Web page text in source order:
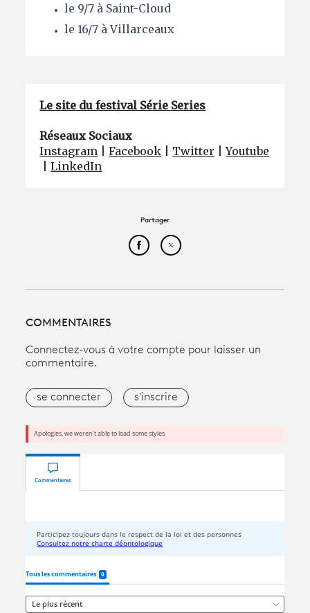
le 9/7 à Saint-Cloud
le 16/7 à Villarceaux
Le site du festival Série Series
Réseaux Sociaux
Instagram |Facebook Twitter |Youtube
|LinkedIn
Partager
Partager cet article sur
Partager cet article sur
COMMENTAIRES
Connectez-vous à votre compte pour laisser un
commentaire.
se connecter s'inscrire